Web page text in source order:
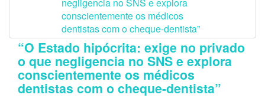
“O Estado hipócrita: exige no privado
o que negligencia no SNS e explora
conscientemente os médicos
dentistas com o cheque-dentista”